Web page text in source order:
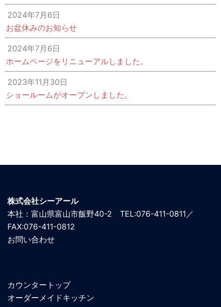
2024年7月6日
お盆休みのお知らせ
2024年7月6日
ホームページをリニューアルしました。
2023年11月30日
ショールームがオープンしました。
株式会社シーアール
本社：富山県富山市飯野40-2 TEL:076-411-0811／
FAX:076-411-0812
お問い合わせ
カウンタートップ
オーダーメイドキッチン